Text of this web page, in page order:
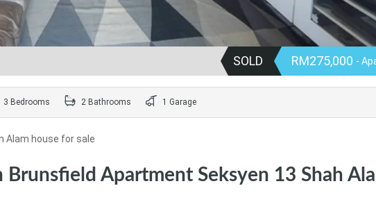
SOLD RM275,000 -
3 Bedrooms 2 Bathrooms 1 Garage
Alam house for sale
Apartment Seksyen 13 Shah